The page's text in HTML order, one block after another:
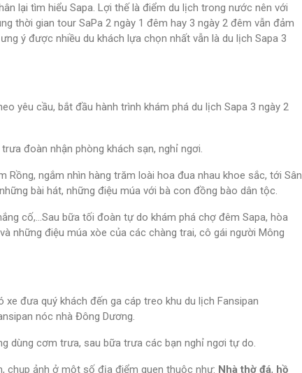
lại tìm hiểu Sapa. Lợi thế là điểm du lịch trong nước nên với
thời gian tour SaPa 2 ngày 1 đêm hay 3 ngày 2 đêm vẫn đảm
ý được nhiều du khách lựa chọn nhất vẫn là du lịch Sapa 3
yêu cầu, bắt đầu hành trình khám phá du lịch Sapa 3 ngày 2
đoàn nhận phòng khách sạn, nghỉ ngơi.
Rồng, ngắm nhìn hàng trăm loài hoa đua nhau khoe sắc, tới Sân
bài hát, những điệu múa với bà con đồng bào dân tộc.
cố,…Sau bữa tối đoàn tự do khám phá chợ đêm Sapa, hòa
những điệu múa xòe của các chàng trai, cô gái người Mông
xe đưa quý khách đến ga cáp treo khu du lịch Fansipan
nóc nhà Đông Dương.
dùng cơm trưa, sau bữa trưa các bạn nghỉ ngơi tự do.
chụp ảnh ở một số địa điểm quen thuộc như: Nhà thờ đá, hồ